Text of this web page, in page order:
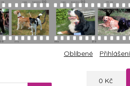
Oblíbené Přihlášení
0 Kč